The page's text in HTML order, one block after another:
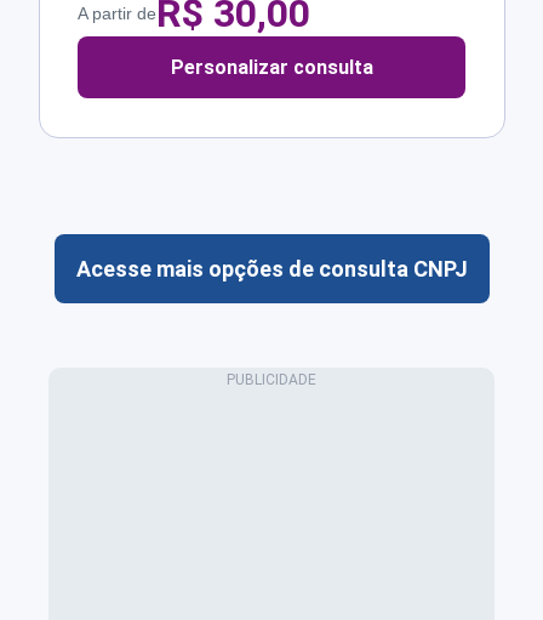
A partir deR$ 30,00
Personalizar consulta
Acesse mais opções de consulta CNPJ